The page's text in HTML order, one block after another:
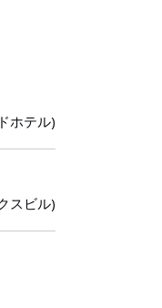
ホテル)
スビル)